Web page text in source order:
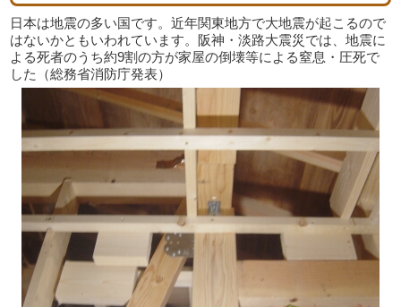
日本は地震の多い国です。近年関東地方で大地震が起こるので
はないかともいわれています。阪神・淡路大震災では、地震に
よる死者のうち約9割の方が家屋の倒壊等による窒息・圧死で
した（総務省消防庁発表）